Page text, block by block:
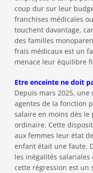
coup dur sur leur
franchises médicales
touchent davantage,
des familles
frais médicaux est un
menace leur équilibre
Etre enceinte ne doit
Depuis mars 2025,
agentes de la fonction
salaire en moins dès le
ordinaire. Cette
aux femmes leur état
enfant était une faute.
les inégalités
cette régression est un